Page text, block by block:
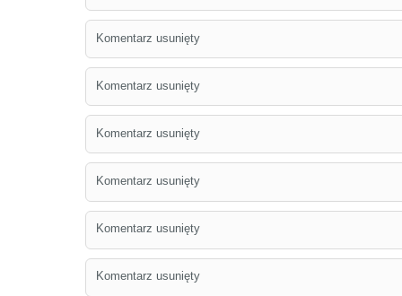
Komentarz usunięty
Komentarz usunięty
Komentarz usunięty
Komentarz usunięty
Komentarz usunięty
Komentarz usunięty